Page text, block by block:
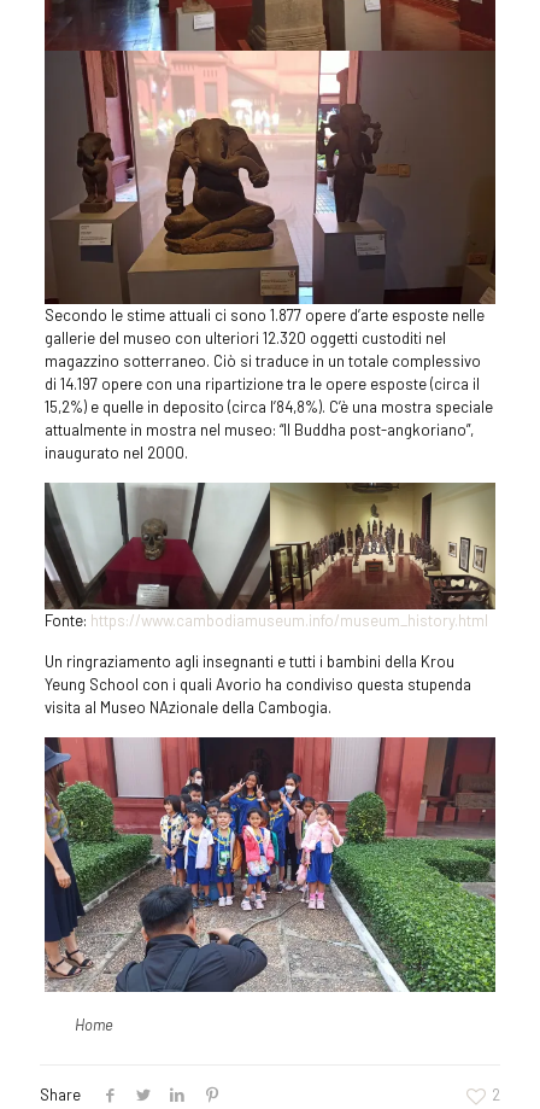
Secondo le stime attuali ci sono 1.877 opere d’arte esposte nelle
gallerie del museo con ulteriori 12.320 oggetti custoditi nel
magazzino sotterraneo. Ciò si traduce in un totale complessivo
di 14.197 opere con una ripartizione tra le opere esposte (circa il
15,2%) e quelle in deposito (circa l’84,8%). C’è una mostra speciale
attualmente in mostra nel museo: “Il Buddha post-angkoriano”,
inaugurato nel 2000.
Fonte: https://www.cambodiamuseum.info/museum_history.html
Un ringraziamento agli insegnanti e tutti i bambini della Krou
Yeung School con i quali Avorio ha condiviso questa stupenda
visita al Museo NAzionale della Cambogia.
Home
Share 2